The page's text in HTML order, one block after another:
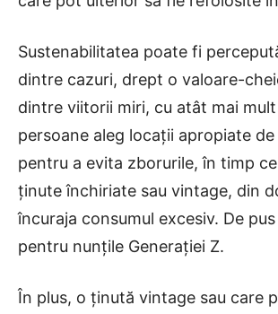
Sustenabilitatea poate fi
dintre cazuri, drept o valoare-
dintre viitorii miri, cu atât mai
persoane aleg locații apropiate
pentru a evita zborurile, în timp
ținute închiriate sau vintage, din
încuraja consumul excesiv. De
pentru nunțile Generației Z.
În plus, o ținută vintage sau care